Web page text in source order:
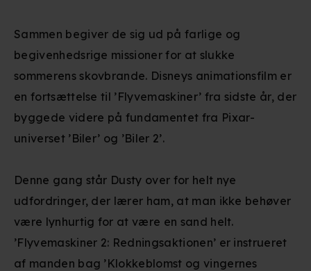
Sammen begiver de sig ud på farlige og
begivenhedsrige missioner for at slukke
sommerens skovbrande. Disneys animationsfilm er
en fortsættelse til ’Flyvemaskiner’ fra sidste år, der
byggede videre på fundamentet fra Pixar-
universet ’Biler’ og ’Biler 2’.
Denne gang står Dusty over for helt nye
udfordringer, der lærer ham, at man ikke behøver
være lynhurtig for at være en sand helt.
’Flyvemaskiner 2: Redningsaktionen’ er instrueret
af manden bag ’Klokkeblomst og vingernes